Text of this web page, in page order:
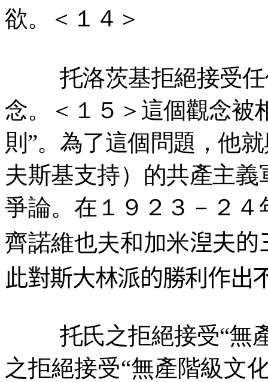
欲。＜１４＞
托洛茨基拒絕接受
念。＜１５＞這個觀念被
則”。為了這個問題，他
夫斯基支持）的共產主
爭論。在１９２３－２
齊諾維也夫和加米湼夫的
此對斯大林派的勝利作出
托氏之拒絕接受“無
之拒絕接受“無產階級文